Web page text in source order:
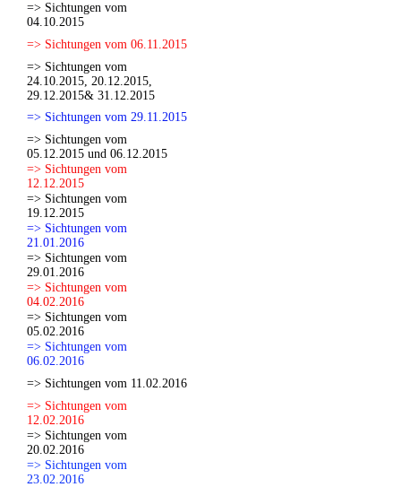
=> Sichtungen vom
04.10.2015
=> Sichtungen vom 06.11.2015
=> Sichtungen vom
24.10.2015, 20.12.2015,
29.12.2015& 31.12.2015
=> Sichtungen vom 29.11.2015
=> Sichtungen vom
05.12.2015 und 06.12.2015
=> Sichtungen vom
12.12.2015
=> Sichtungen vom
19.12.2015
=> Sichtungen vom
21.01.2016
=> Sichtungen vom
29.01.2016
=> Sichtungen vom
04.02.2016
=> Sichtungen vom
05.02.2016
=> Sichtungen vom
06.02.2016
=> Sichtungen vom 11.02.2016
=> Sichtungen vom
12.02.2016
=> Sichtungen vom
20.02.2016
=> Sichtungen vom
23.02.2016